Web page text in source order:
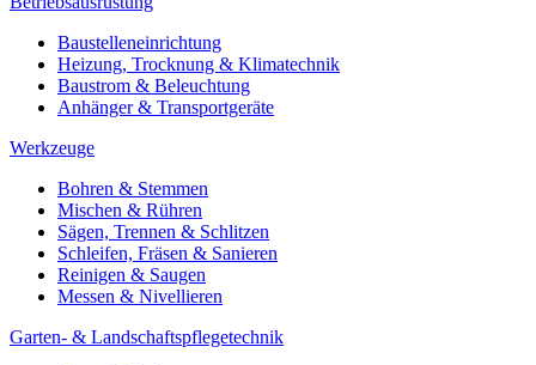
Baustelleneinrichtung
Heizung, Trocknung & Klimatechnik
Baustrom & Beleuchtung
Anhänger & Transportgeräte
Werkzeuge
Bohren & Stemmen
Mischen & Rühren
Sägen, Trennen & Schlitzen
Schleifen, Fräsen & Sanieren
Reinigen & Saugen
Messen & Nivellieren
Garten- & Landschaftspflegetechnik